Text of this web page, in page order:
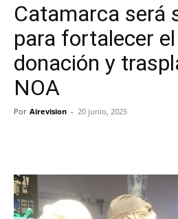
Catamarca será
para fortalecer
donación y
NOA
Por Airevision - 20 junio, 2025